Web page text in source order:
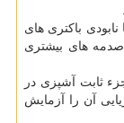
باكتری های
های بیشتری
ثابت آشپزی در
آن را آزمایش